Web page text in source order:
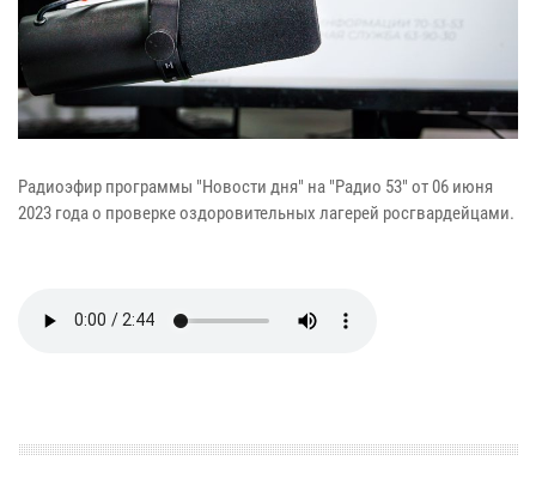
Радиоэфир программы "Новости дня" на "Радио 53" от 06 июня
2023 года о проверке оздоровительных лагерей росгвардейцами.